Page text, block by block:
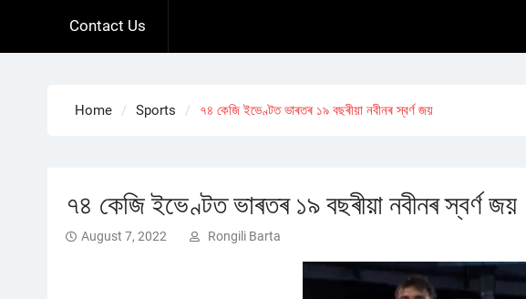
Contact Us
Home Sports ৭৪ কেজি ইভেণ্টত ভাৰতৰ ১৯ বছৰীয়া নবীনৰ স্বৰ্ণ জয়
৭৪ কেজি ইভেণ্টত ভাৰতৰ ১৯ বছৰীয়া নবীনৰ স্বৰ্ণ জয়
August 7, 2022 Rongili Barta